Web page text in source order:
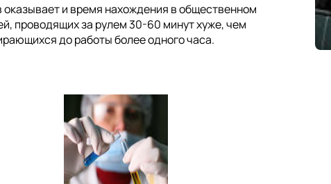
и время нахождения в общественном
проводящих за рулем 30-60 минут хуже, чем
до работы более одного часа.